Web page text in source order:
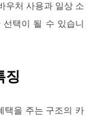
우처 사용과 일상 소
택이 될 수 있습니
징
택을 주는 구조의 카